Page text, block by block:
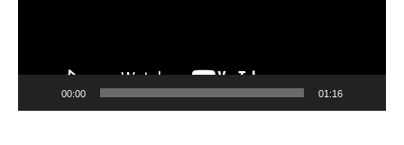
00:00 01:16